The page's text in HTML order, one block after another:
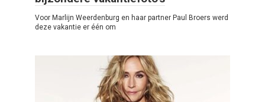
Voor Marlijn Weerdenburg en haar partner Paul Broers werd
deze vakantie er één om